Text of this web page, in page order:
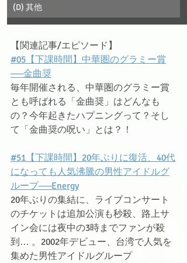
(D) 其他
【関連記事/エピソード】
#05【下課時間】中華圏のグラミー賞
──金曲奨
毎年開催される、中華圏のグラミー賞
とも呼ばれる「金曲奨」はどんなも
の？今年起きたハプニングって？そし
て「金曲奨の呪い」とは？！
#51【下課時間】20年ぶりに復活、40代
になっても人気沸騰の男性アイドルグ
ループ──Energy
20年ぶりの集結に、ライブコンサート
のチケットは追加公演も秒殺、路上サ
イン会には夜中の3時までファンが殺
到… 。2002年デビュー、台湾で人気を
集めた男性アイドルグループ